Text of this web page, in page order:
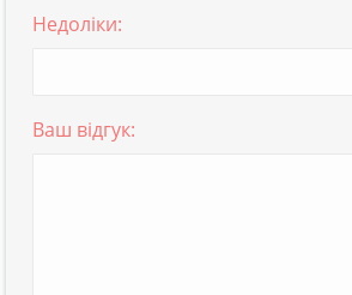
Недоліки:
Ваш відгук: